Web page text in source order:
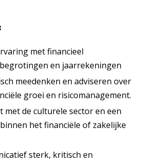
met financieel
en jaarrekeningen
meedenken en adviseren over
groei en risicomanagement.
met de culturele sector en een
het financiële of zakelijke
sterk, kritisch en